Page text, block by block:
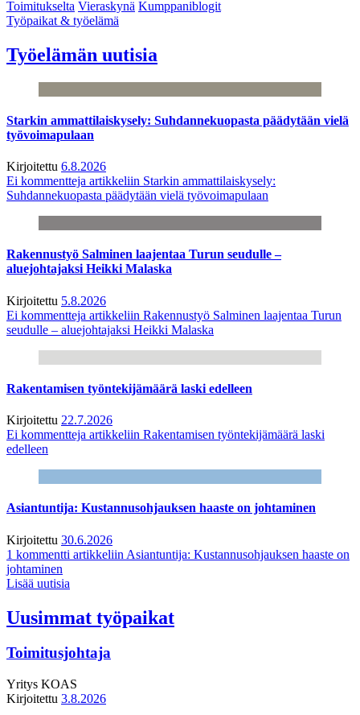
Toimitukselta Vieraskynä Kumppaniblogit
Työpaikat & työelämä
Työelämän uutisia
Starkin ammattilaiskysely: Suhdannekuopasta päädytään vielä
työvoimapulaan
Kirjoitettu 6.8.2026
Ei kommentteja artikkeliin Starkin ammattilaiskysely:
Suhdannekuopasta päädytään vielä työvoimapulaan
Rakennustyö Salminen laajentaa Turun seudulle –
aluejohtajaksi Heikki Malaska
Kirjoitettu 5.8.2026
Ei kommentteja artikkeliin Rakennustyö Salminen laajentaa Turun
seudulle – aluejohtajaksi Heikki Malaska
Rakentamisen työntekijämäärä laski edelleen
Kirjoitettu 22.7.2026
Ei kommentteja artikkeliin Rakentamisen työntekijämäärä laski
edelleen
Asiantuntija: Kustannusohjauksen haaste on johtaminen
Kirjoitettu 30.6.2026
1 kommentti artikkeliin Asiantuntija: Kustannusohjauksen haaste on
johtaminen
Lisää uutisia
Uusimmat työpaikat
Toimitusjohtaja
Yritys KOAS
Kirjoitettu 3.8.2026